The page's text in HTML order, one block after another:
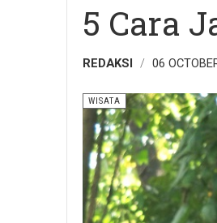
5 Cara
REDAKSI 06
WISATA